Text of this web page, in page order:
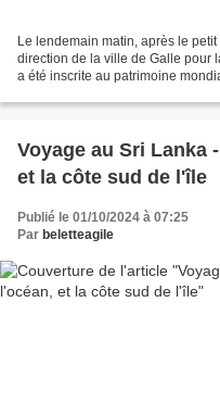
Le lendemain matin, après le
direction de la ville de Galle pour
a été inscrite au patrimoine
Voyage au Sri Lanka
et la côte sud de l'île
Publié le 01/10/2024 à 07:25
Par beletteagile